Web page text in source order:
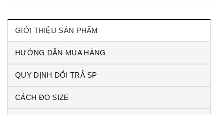
GIỚI THIỆU SẢN PHẨM
HƯỚNG DẪN MUA HÀNG
QUY ĐỊNH ĐỔI TRẢ SP
CÁCH ĐO SIZE